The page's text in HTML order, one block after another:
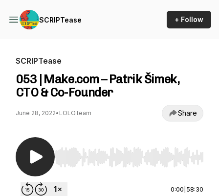
SCRIPTease + Follow
SCRIPTease
053 | Make.com – Patrik Šimek,
CTO & Co-Founder
June 28, 2022• LOLO.team Share
Use Left/Right to seek, Home/End to jump to
0:00 58:30